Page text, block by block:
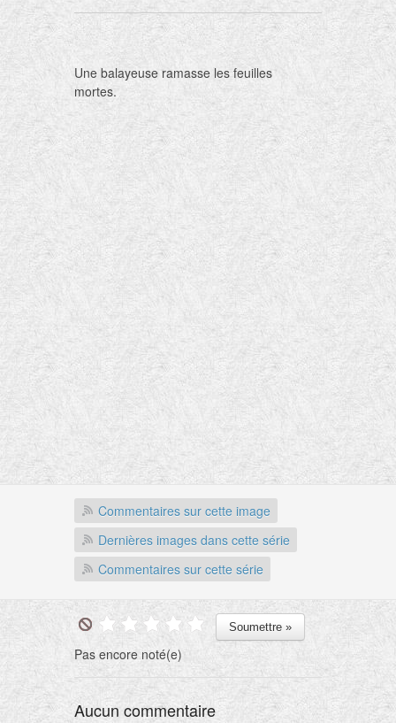
Une balayeuse ramasse les feuilles
mortes.
Commentaires sur cette image
Dernières images dans cette série
Commentaires sur cette série
Pas encore noté(e)
Aucun commentaire